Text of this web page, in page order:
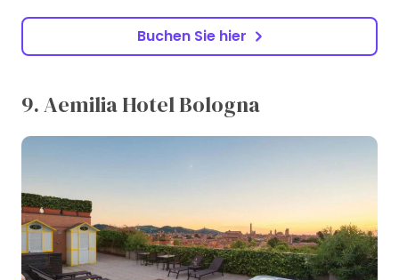
Buchen Sie hier
9. Aemilia Hotel Bologna